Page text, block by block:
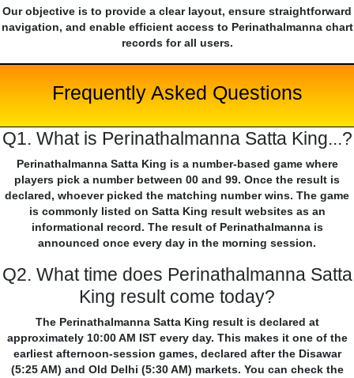
Our objective is to provide a clear layout, ensure straightforward
navigation, and enable efficient access to Perinathalmanna chart
records for all users.
Frequently Asked Questions
Q1. What is Perinathalmanna Satta King...?
Perinathalmanna Satta King is a number-based game where
players pick a number between 00 and 99. Once the result is
declared, whoever picked the matching number wins. The game
is commonly listed on Satta King result websites as an
informational record. The result of Perinathalmanna is
announced once every day in the morning session.
Q2. What time does Perinathalmanna Satta
King result come today?
The Perinathalmanna Satta King result is declared at
approximately 10:00 AM IST every day. This makes it one of the
earliest afternoon-session games, declared after the Disawar
(5:25 AM) and Old Delhi (5:30 AM) markets. You can check the